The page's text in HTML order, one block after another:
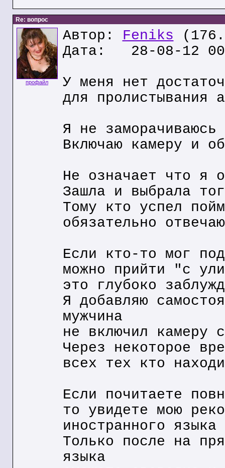
Re: вопрос
профайл
Автор: Feniks
Дата: 28-08-12
У меня нет
для пролистывания
Я не заморачиваюсь
Включаю камеру и
Не означает что я
Зашла и выбрала
Тому кто успел
обязательно отвечаю
Если кто-то мог
можно прийти "с
это глубоко
Я добавляю
мужчина
не включил камеру
Через некоторое
всех тех кто
Если почитаете
то увидете мою
иностранного языка
Только после на
языка